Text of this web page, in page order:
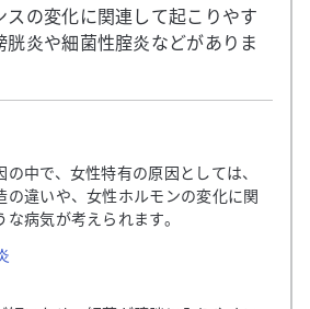
スの変化に関連して起こりやす
胱炎や細菌性腟炎などがありま
中で、女性特有の原因としては、
の違いや、女性ホルモンの変化に関
病気が考えられます。